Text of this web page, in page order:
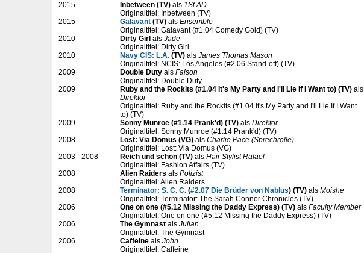
2015 Inbetween (TV) als 1St AD
Originaltitel: Inbetween (TV)
2015
Galavant (TV) als Ensemble
Originaltitel: Galavant (#1.04 Comedy Gold) (TV)
2010
Dirty Girl als Jade
Originaltitel: Dirty Girl
2010
Navy CIS: L.A. (TV) als James Thomas Mason
Originaltitel: NCIS: Los Angeles (#2.06 Stand-off) (TV)
2009
Double Duty als Faison
Originaltitel: Double Duty
2009
Ruby and the Rockits (#1.04 It's My Party and I'll Lie If I Want to) (TV) als
Direktor
Originaltitel: Ruby and the Rockits (#1.04 It's My Party and I'll Lie If I Want
to) (TV)
2009
Sonny Munroe (#1.14 Prank'd) (TV) als Direktor
Originaltitel: Sonny Munroe (#1.14 Prank'd) (TV)
2008
Lost: Via Domus (VG) als Charlie Pace (Sprechrolle)
Originaltitel: Lost: Via Domus (VG)
2003 - 2008
Reich und schön (TV) als Hair Stylist Rafael
Originaltitel: Fashion Affairs (TV)
2008
Alien Raiders als Polizist
Originaltitel: Alien Raiders
2008
Terminator: S. C. C. (#2.07 Die Brüder von Nablus) (TV) als Moishe
Originaltitel: Terminator: The Sarah Connor Chronicles (TV)
2006
One on one (#5.12 Missing the Daddy Express) (TV) als Faculty Member
Originaltitel: One on one (#5.12 Missing the Daddy Express) (TV)
2006
The Gymnast als Julian
Originaltitel: The Gymnast
2006
Caffeine als John
Originaltitel: Caffeine